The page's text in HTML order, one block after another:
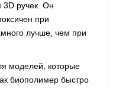
3D ручек. Он
при
лучше, чем при
моделей, которые
биополимер быстро